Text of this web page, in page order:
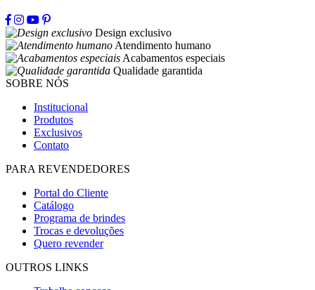
Design exclusivo
Atendimento humano
Acabamentos especiais
Qualidade garantida
SOBRE NÓS
Institucional
Produtos
Exclusivos
Contato
PARA REVENDEDORES
Portal do Cliente
Catálogo
Programa de brindes
Trocas e devoluções
Quero revender
OUTROS LINKS